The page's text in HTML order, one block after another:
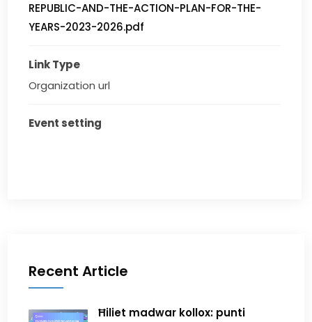
REPUBLIC-AND-THE-ACTION-PLAN-FOR-THE-
YEARS-2023-2026.pdf
Link Type
Organization url
Event setting
Recent Article
Ħiliet madwar kollox: punti